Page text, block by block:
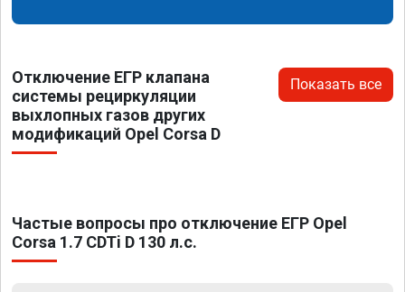
Отключение ЕГР клапана
системы рециркуляции
выхлопных газов других
модификаций Opel Corsa D
Показать все
Частые вопросы про отключение ЕГР Opel
Corsa 1.7 CDTi D 130 л.с.